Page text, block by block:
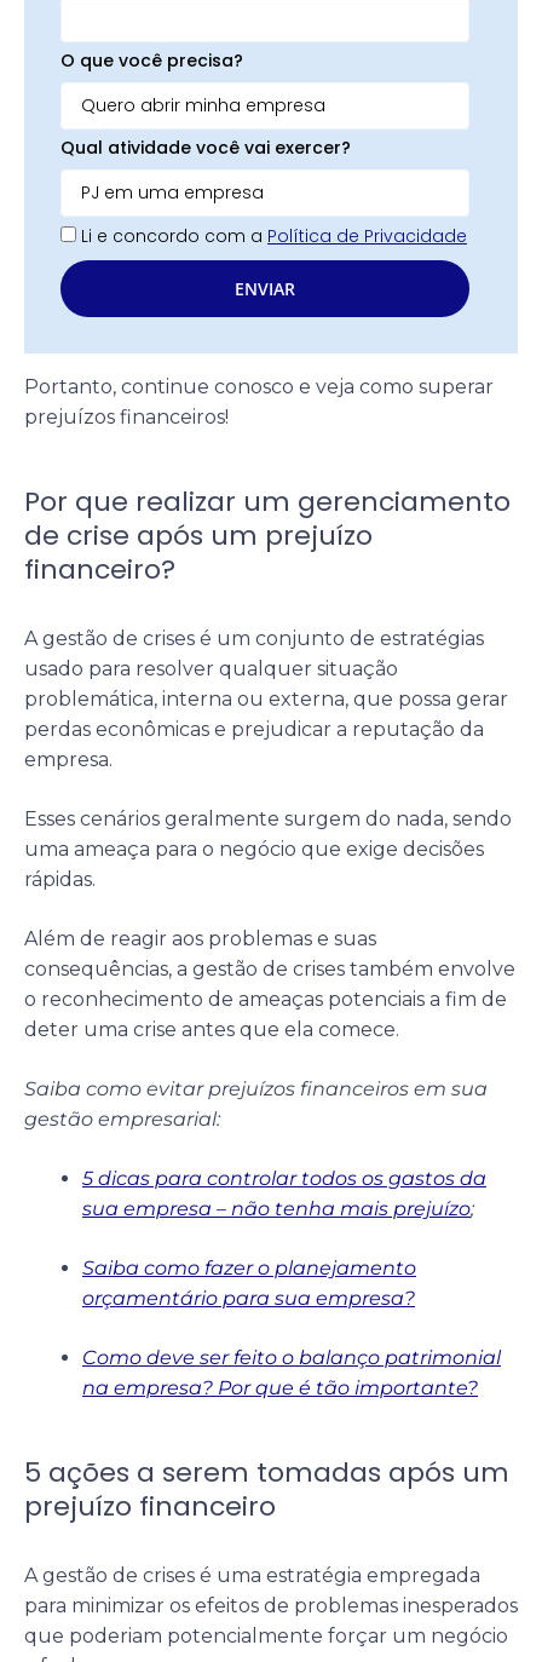
O que você precisa?
Qual atividade você vai exercer?
Li e concordo com a Política de Privacidade
ENVIAR
Portanto, continue conosco e veja como superar
prejuízos financeiros!
Por que realizar um gerenciamento
de crise após um prejuízo
financeiro?
A gestão de crises é um conjunto de estratégias
usado para resolver qualquer situação
problemática, interna ou externa, que possa gerar
perdas econômicas e prejudicar a reputação da
empresa.
Esses cenários geralmente surgem do nada, sendo
uma ameaça para o negócio que exige decisões
rápidas.
Além de reagir aos problemas e suas
consequências, a gestão de crises também envolve
o reconhecimento de ameaças potenciais a fim de
deter uma crise antes que ela comece.
Saiba como evitar prejuízos financeiros em sua
gestão empresarial:
5 dicas para controlar todos os gastos da
sua empresa – não tenha mais prejuízo;
Saiba como fazer o planejamento
orçamentário para sua empresa?
Como deve ser feito o balanço patrimonial
na empresa? Por que é tão importante?
5 ações a serem tomadas após um
prejuízo financeiro
A gestão de crises é uma estratégia empregada
para minimizar os efeitos de problemas inesperados
que poderiam potencialmente forçar um negócio